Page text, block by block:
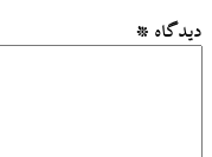
دیدگاه *